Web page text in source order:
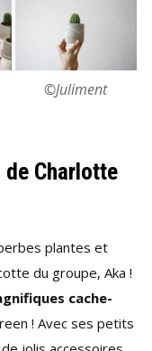
©Juliment
Charlotte
plantes et
du groupe, Aka !
cache-
! Avec ses petits